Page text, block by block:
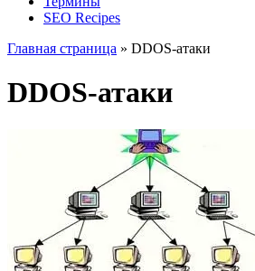
SEO Recipes
Главная страница » DDOS-атаки
DDOS-атаки